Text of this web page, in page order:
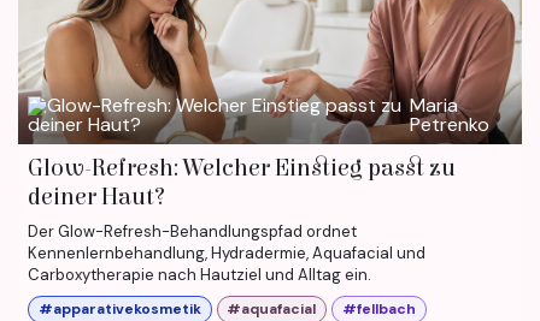
Maria
Petrenko
Glow-Refresh: Welcher Einstieg passt zu
deiner Haut?
Der Glow-Refresh-Behandlungspfad ordnet
Kennenlernbehandlung, Hydradermie, Aquafacial und
Carboxytherapie nach Hautziel und Alltag ein.
#apparativekosmetik #aquafacial
#fellbach